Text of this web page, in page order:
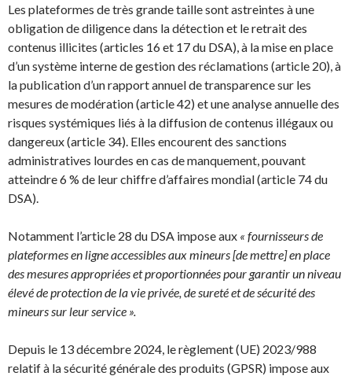
Les plateformes de très grande taille sont astreintes à une
obligation de diligence dans la détection et le retrait des
contenus illicites (articles 16 et 17 du DSA), à la mise en place
d’un système interne de gestion des réclamations (article 20), à
la publication d’un rapport annuel de transparence sur les
mesures de modération (article 42) et une analyse annuelle des
risques systémiques liés à la diffusion de contenus illégaux ou
dangereux (article 34). Elles encourent des sanctions
administratives lourdes en cas de manquement, pouvant
atteindre 6 % de leur chiffre d’affaires mondial (article 74 du
DSA).
Notamment l’article 28 du DSA impose aux « fournisseurs de
plateformes en ligne accessibles aux mineurs [de mettre] en place
des mesures appropriées et proportionnées pour garantir un niveau
élevé de protection de la vie privée, de sureté et de sécurité des
mineurs sur leur service ».
Depuis le 13 décembre 2024, le règlement (UE) 2023/988
relatif à la sécurité générale des produits (GPSR) impose aux